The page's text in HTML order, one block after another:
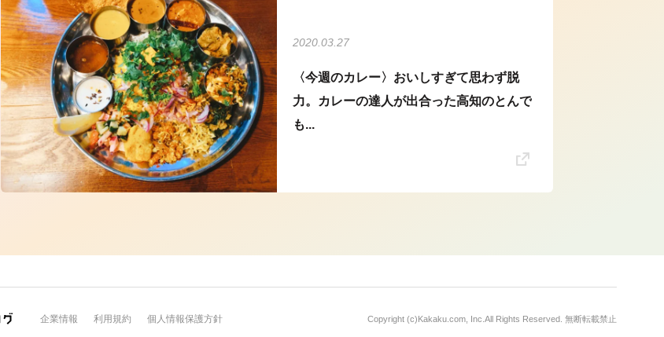
2020.03.27
〈今週のカレー〉おいしすぎて思わず脱
力。カレーの達人が出合った高知のとんで
も...
企業情報 利用規約 個人情報保護方針 Copyright (c) Kakaku.com, Inc.All Rights Reserved. 無断転載禁止